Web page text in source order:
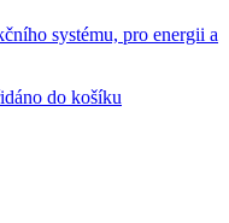
systému, pro energii a
do košíku